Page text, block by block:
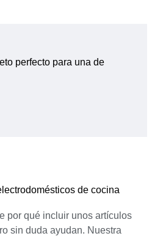
perfecto para una de
de cocina
por qué incluir unos artículos
sin duda ayudan. Nuestra